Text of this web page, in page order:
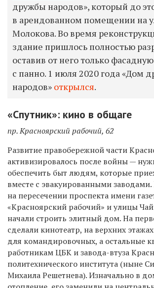
дружбы народов», который до
в арендованном помещении на
Молокова. Во время
здание пришлось полностью
оставив от него только
с панно. 1 июля 2020 года «Дом
народов» открылся.
«Спутник»: кино в общаге
пр. Красноярский рабочий, 62
Развитие правобережной части
активизировалось после войны —
обеспечить быт людям, которые
вместе с эвакуированными
на пересечении проспекта имени
«Красноярский рабочий» и улицы
начали строить элитный дом. На
сделали кинотеатр, на верхних
для командировочных, а остальные
работникам ЦБК и завода-втуза
политехнического института (ныне
Михаила Решетнева). Изначально в